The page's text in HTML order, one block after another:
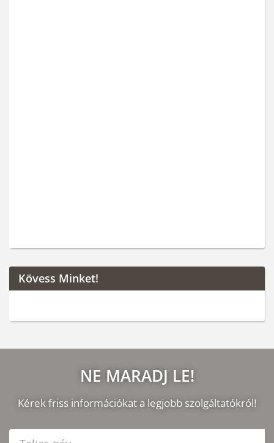
Kövess Minket!
NE MARADJ LE!
Kérek friss információkat a legjobb szolgáltatókról!